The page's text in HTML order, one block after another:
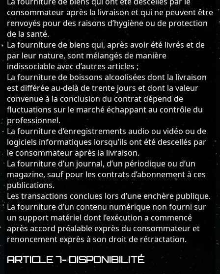
consommateur après la livraison et qui ne peuvent être
renvoyés pour des raisons d’hygiène ou de protection
de la santé.
La fourniture de biens qui, après avoir été livrés et de
par leur nature, sont mélangés de manière
indissociable avec d’autres articles ;
La fourniture de boissons alcoolisées dont la livraison
est différée au-delà de trente jours et dont la valeur
convenue à la conclusion du contrat dépend de
fluctuations sur le marché échappant au contrôle du
professionnel.
La fourniture d’enregistrements audio ou vidéo ou de
logiciels informatiques lorsqu’ils ont été descellés par
le consommateur après la livraison.
La fourniture d’un journal, d’un périodique ou d’un
magazine, sauf pour les contrats d’abonnement à ces
publications.
Les transactions conclues lors d’une enchère publique.
La fourniture d’un contenu numérique non fourni sur
un support matériel dont l’exécution a commencé
après accord préalable exprès du consommateur et
renoncement exprès à son droit de rétractation.
ARTICLE 7- DISPONIBILITÉ